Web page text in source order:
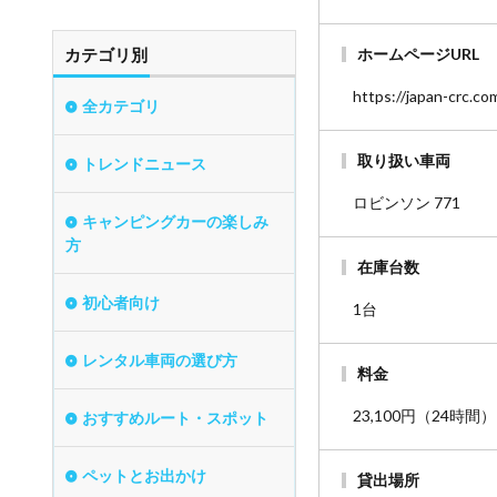
ホームページURL
https://japan-
取り扱い車両
ロビンソン 771
在庫台数
1台
料金
23,100円（24時間
貸出場所
カテゴリ別
全カテゴリ
トレンドニュース
キャンピングカーの楽しみ
方
初心者向け
レンタル車両の選び方
おすすめルート・スポット
ペットとお出かけ